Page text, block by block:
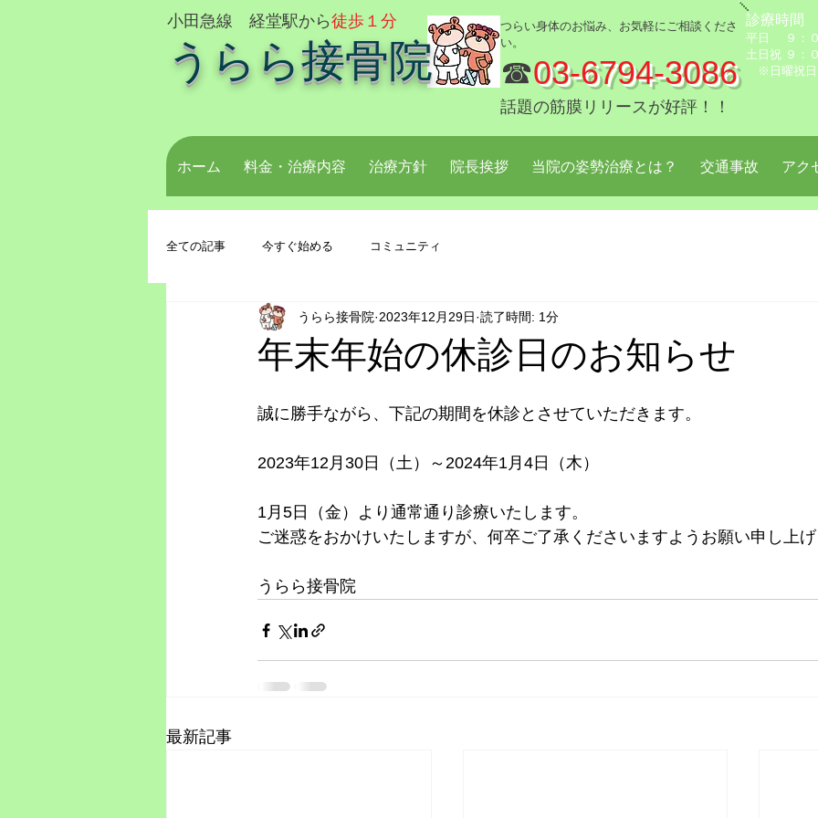
小田急線 経堂駅から徒歩１分
うらら接骨院
つらい身体のお悩み、お気軽にご相談くださ
い。
☎03-6794-3086
話題の筋膜リリースが好評！！
診療時間
平日 ９：０
土日祝 ９：
※日曜祝日
ホーム 料金・治療内容 治療方針 院長挨拶 当院の姿勢治療とは？ 交通事故 アク
全ての記事 今すぐ始める コミュニティ
年末年始の休診日のお知らせ
うらら接骨院 2023年12月29日 読了時間: 1分
誠に勝手ながら、下記の期間を休診とさせていただきます。
2023年12月30日（土）～2024年1月4日（木）
1月5日（金）より通常通り診療いたします。
ご迷惑をおかけいたしますが、何卒ご了承くださいますようお願い申し上
うらら接骨院
最新記事